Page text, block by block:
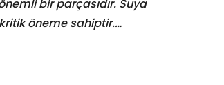
bir parçasıdır. Suya
öneme sahiptir.…